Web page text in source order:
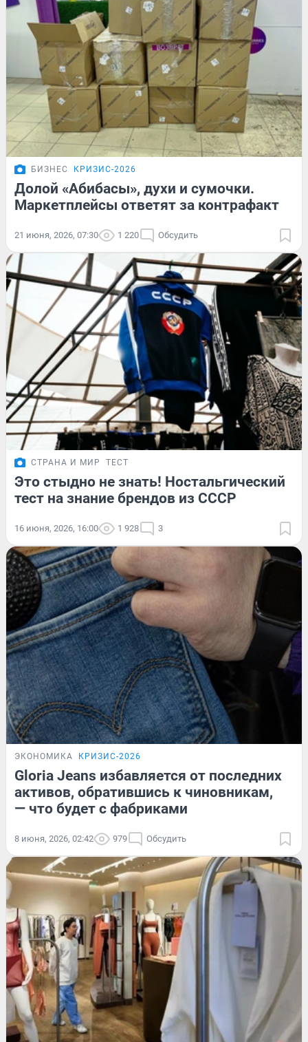
БИЗНЕС КРИЗИС-2026
Долой «Абибасы», духи и сумочки.
Маркетплейсы ответят за контрафакт
21 июня, 2026, 07:30 1 220 Обсудить
СТРАНА И МИР ТЕСТ
Это стыдно не знать! Ностальгический
тест на знание брендов из СССР
16 июня, 2026, 16:00 1 928 3
ЭКОНОМИКА КРИЗИС-2026
Gloria Jeans избавляется от последних
активов, обратившись к чиновникам,
— что будет с фабриками
8 июня, 2026, 02:42 979 Обсудить